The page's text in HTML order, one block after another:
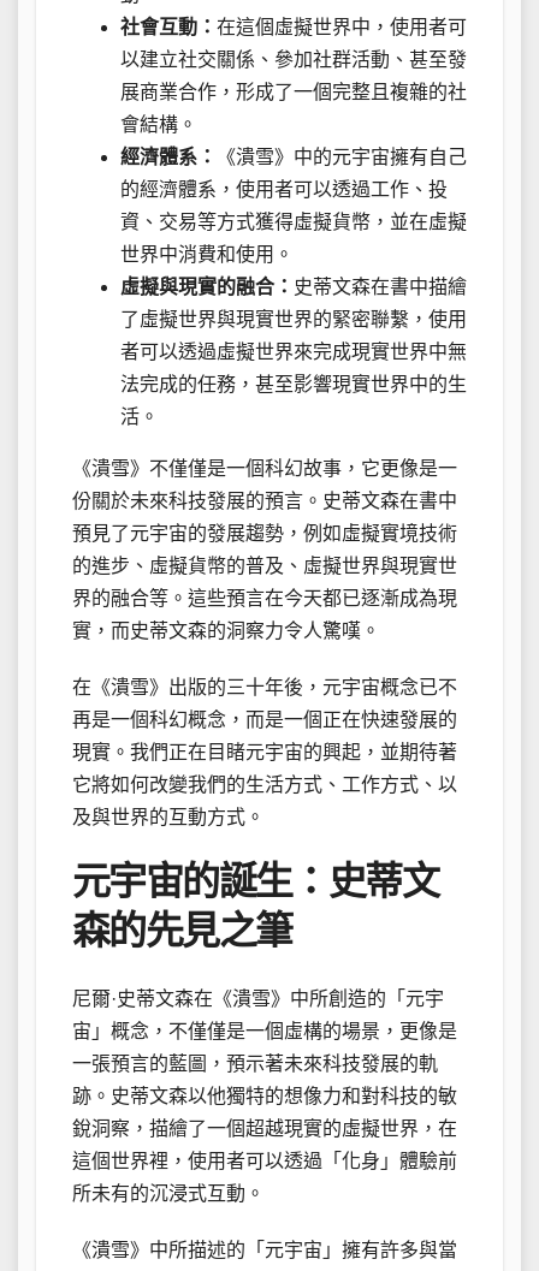
社會互動： 在這個虛擬世界中，使用者可
以建立社交關係、參加社群活動、甚至發
展商業合作，形成了一個完整且複雜的社
會結構。
經濟體系：
《潰雪》中的元宇宙擁有自己
的經濟體系，使用者可以透過工作、投
資、交易等方式獲得虛擬貨幣，並在虛擬
世界中消費和使用。
虛擬與現實的融合： 史蒂文森在書中描繪
了虛擬世界與現實世界的緊密聯繫，使用
者可以透過虛擬世界來完成現實世界中無
法完成的任務，甚至影響現實世界中的生
活。
《潰雪》不僅僅是一個科幻故事，它更像是一
份關於未來科技發展的預言。史蒂文森在書中
預見了元宇宙的發展趨勢，例如虛擬實境技術
的進步、虛擬貨幣的普及、虛擬世界與現實世
界的融合等。這些預言在今天都已逐漸成為現
實，而史蒂文森的洞察力令人驚嘆。
在《潰雪》出版的三十年後，元宇宙概念已不
再是一個科幻概念，而是一個正在快速發展的
現實。我們正在目睹元宇宙的興起，並期待著
它將如何改變我們的生活方式、工作方式、以
及與世界的互動方式。
元宇宙的誕生：史蒂文
森的先見之筆
尼爾·史蒂文森在《潰雪》中所創造的「元宇
宙」概念，不僅僅是一個虛構的場景，更像是
一張預言的藍圖，預示著未來科技發展的軌
跡。史蒂文森以他獨特的想像力和對科技的敏
銳洞察，描繪了一個超越現實的虛擬世界，在
這個世界裡，使用者可以透過「化身」體驗前
所未有的沉浸式互動。
《潰雪》中所描述的「元宇宙」擁有許多與當